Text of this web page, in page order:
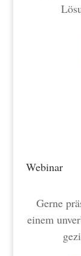
Webinar
Gerne
einem